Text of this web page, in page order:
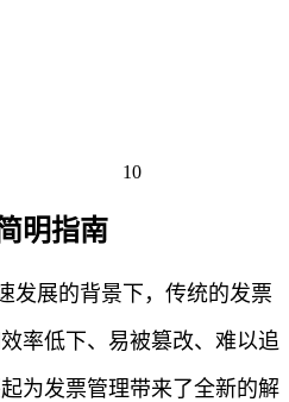
10
明指南
发展的背景下，传统的发票
率低下、易被篡改、难以追
为发票管理带来了全新的解